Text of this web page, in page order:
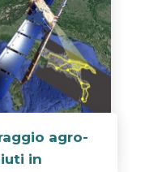
agro-
in